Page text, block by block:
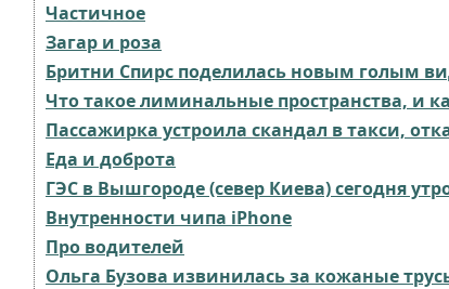
Частичное
Загар и роза
Бритни Спирс поделилась новым голым
Что такое лиминальные пространства, и
Пассажирка устроила скандал в такси,
Еда и доброта
ГЭС в Вышгороде (север Киева) сегодня
Внутренности чипа iPhone
Про водителей
Ольга Бузова извинилась за кожаные